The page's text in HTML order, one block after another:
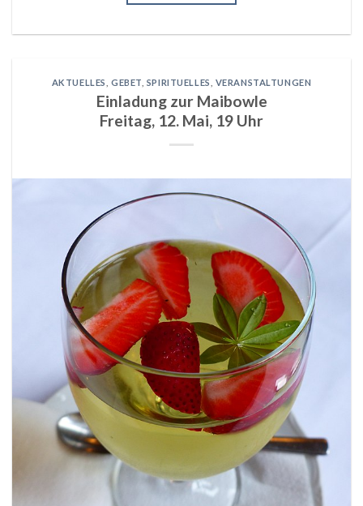
AKTUELLES GEBET SPIRITUELLES VERANSTALTUNGEN
Einladung zur Maibowle
Freitag, 12. Mai, 19 Uhr